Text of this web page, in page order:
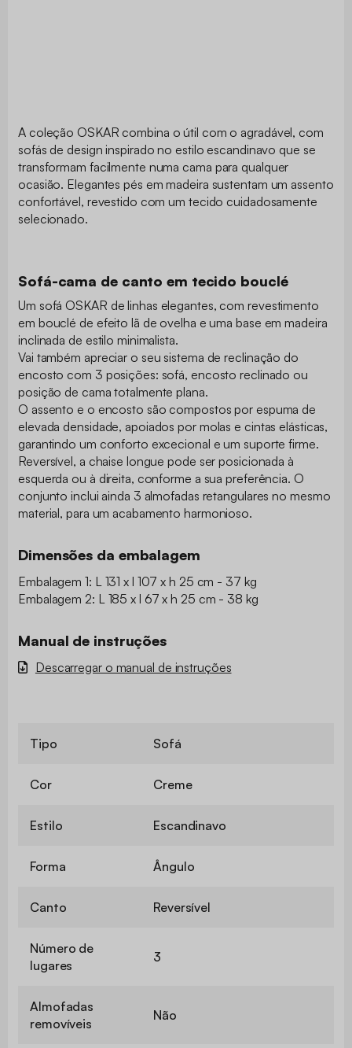
A coleção OSKAR combina o útil com o agradável, com
sofás de design inspirado no estilo escandinavo que se
transformam facilmente numa cama para qualquer
ocasião. Elegantes pés em madeira sustentam um assento
confortável, revestido com um tecido cuidadosamente
selecionado.
Sofá-cama de canto em tecido bouclé
Um sofá OSKAR de linhas elegantes, com revestimento
em bouclé de efeito lã de ovelha e uma base em madeira
inclinada de estilo minimalista.
Vai também apreciar o seu sistema de reclinação do
encosto com 3 posições: sofá, encosto reclinado ou
posição de cama totalmente plana.
O assento e o encosto são compostos por espuma de
elevada densidade, apoiados por molas e cintas elásticas,
garantindo um conforto excecional e um suporte firme.
Reversível, a chaise longue pode ser posicionada à
esquerda ou à direita, conforme a sua preferência. O
conjunto inclui ainda 3 almofadas retangulares no mesmo
material, para um acabamento harmonioso.
Dimensões da embalagem
Embalagem 1: L 131 x l 107 x h 25 cm - 37 kg
Embalagem 2: L 185 x l 67 x h 25 cm - 38 kg
Manual de instruções
Descarregar o manual de instruções
Tipo Sofá
Cor Creme
Estilo Escandinavo
Forma Ângulo
Canto Reversível
Número de
lugares
3
Almofadas
removíveis
Não